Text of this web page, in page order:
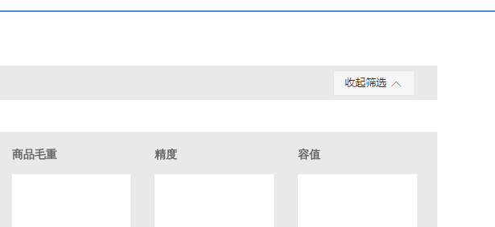
商品毛重 精度 容值